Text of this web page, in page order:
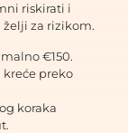
riskirati i
želji za rizikom.
€150.
kreće preko
koraka